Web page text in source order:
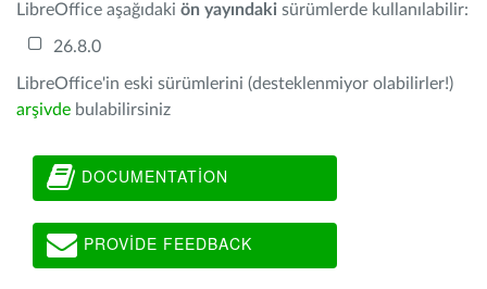
LibreOffice aşağıdaki ön yayındaki sürümlerde kullanılabilir:
26.8.0
LibreOffice'in eski sürümlerini (desteklenmiyor olabilirler!)
arşivde bulabilirsiniz
DOCUMENTATION
PROVIDE FEEDBACK